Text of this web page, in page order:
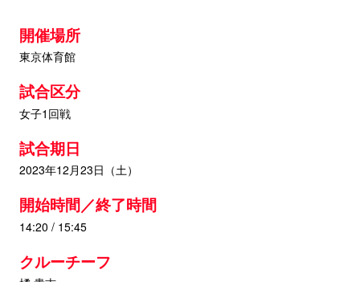
開催場所
東京体育館
試合区分
女子1回戦
試合期日
2023年12月23日（土）
開始時間／終了時間
14:20 / 15:45
クルーチーフ